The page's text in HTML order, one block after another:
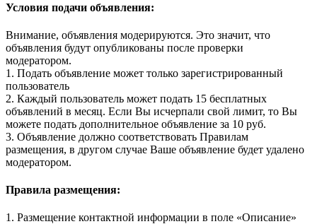
Условия подачи объявления:
Внимание, объявления модерируются. Это значит, что
объявления будут опубликованы после проверки
модератором.
1. Подать объявление может только зарегистрированный
пользователь
2. Каждый пользователь может подать 15 бесплатных
объявлений в месяц. Если Вы исчерпали свой лимит, то Вы
можете подать дополнительное объявление за 10 руб.
3. Объявление должно соответствовать Правилам
размещения, в другом случае Ваше объявление будет удалено
модератором.
Правила размещения:
1. Размещение контактной информации в поле «Описание»